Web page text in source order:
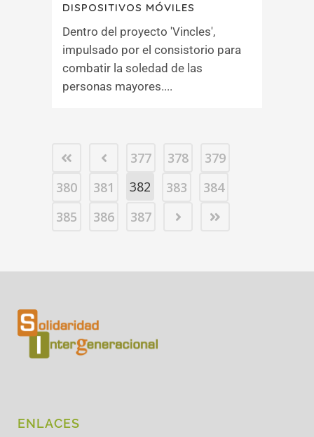
DISPOSITIVOS MÓVILES
Dentro del proyecto 'Vincles',
impulsado por el consistorio para
combatir la soledad de las
personas mayores....
377 378
379
380
381 382 383
384
385
386 387
ENLACES